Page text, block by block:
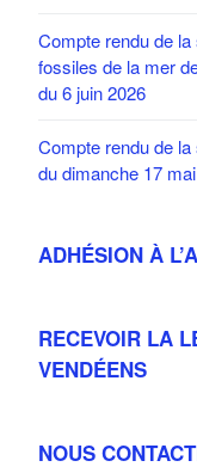
Compte rendu de la
fossiles de la mer
du 6 juin 2026
Compte rendu de la
du dimanche 17
ADHÉSION À
RECEVOIR LA
VENDÉENS
NOUS